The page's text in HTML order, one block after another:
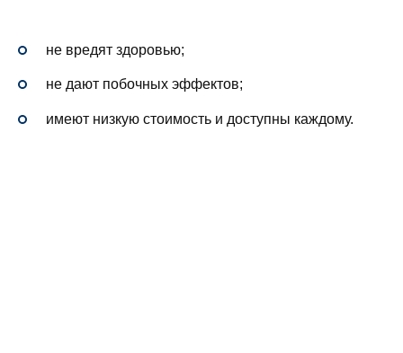
не вредят здоровью;
не дают побочных эффектов;
имеют низкую стоимость и доступны каждому.